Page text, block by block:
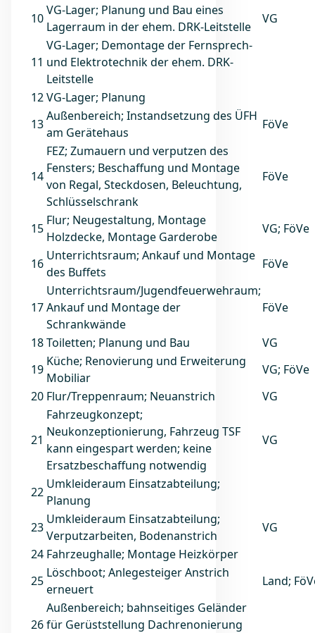
10
VG-Lager; Planung und Bau eines
Lagerraum in der ehem. DRK-Leitstelle
VG
11
VG-Lager; Demontage der Fernsprech-
und Elektrotechnik der ehem. DRK-
Leitstelle
12VG-Lager; Planung
13
Außenbereich; Instandsetzung des ÜFH
am Gerätehaus
FöVe
14
FEZ; Zumauern und verputzen des
Fensters; Beschaffung und Montage
von Regal, Steckdosen, Beleuchtung,
Schlüsselschrank
FöVe
15
Flur; Neugestaltung, Montage
Holzdecke, Montage Garderobe
VG; FöVe
16
Unterrichtsraum; Ankauf und Montage
des Buffets
FöVe
17
Unterrichtsraum/Jugendfeuerwehraum;
Ankauf und Montage der
Schrankwände
FöVe
18Toiletten; Planung und Bau
VG
19
Küche; Renovierung und Erweiterung
Mobiliar
VG; FöVe
20 Flur/Treppenraum; Neuanstrich VG
21
Fahrzeugkonzept;
Neukonzeptionierung, Fahrzeug TSF
kann eingespart werden; keine
Ersatzbeschaffung notwendig
VG
22
Umkleideraum Einsatzabteilung;
Planung
23
Umkleideraum Einsatzabteilung;
Verputzarbeiten, Bodenanstrich
VG
24 Fahrzeughalle; Montage Heizkörper
25
Löschboot; Anlegesteiger Anstrich
erneuert
Land;
26
Außenbereich; bahnseitiges Geländer
für Gerüststellung Dachrenonierung